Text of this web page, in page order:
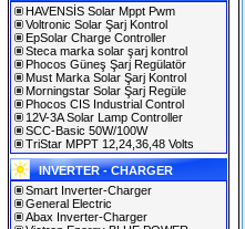
HAVENSİS Solar Mppt Pwm
Voltronic Solar Şarj Kontrol
EpSolar Charge Controller
Steca marka solar şarj kontrol
Phocos Güneş Şarj Regülatör
Must Marka Solar Şarj Kontrol
Morningstar Solar Şarj Regüle
Phocos CIS Industrial Control
12V-3A Solar Lamp Controller
SCC-Basic 50W/100W
TriStar MPPT 12,24,36,48 Volts
INVERTER - CHARGER
Smart Inverter-Charger
General Electric
Abax Inverter-Charger